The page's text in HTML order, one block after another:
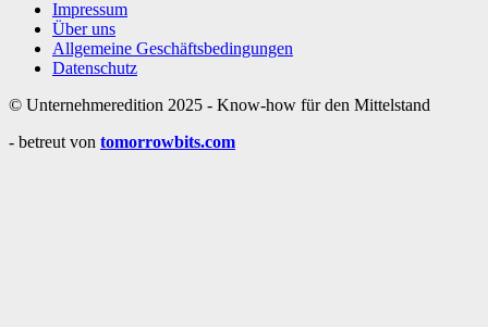
Impressum
Über uns
Allgemeine Geschäftsbedingungen
Datenschutz
© Unternehmeredition 2025 - Know-how für den Mittelstand
- betreut von tomorrowbits.com